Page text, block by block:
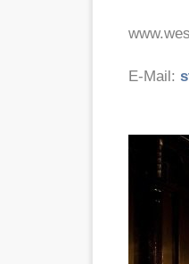
E-Mail: